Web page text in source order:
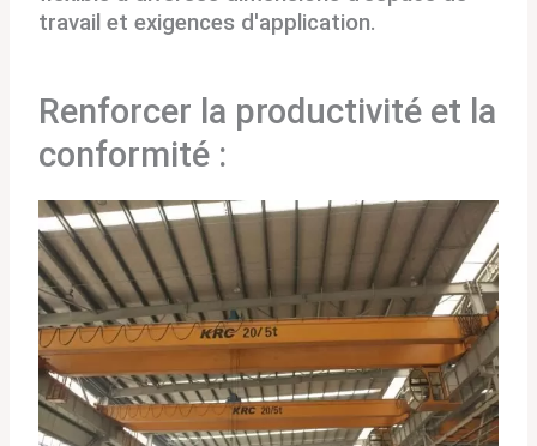
travail et exigences d'application.
Renforcer la productivité et la
conformité :